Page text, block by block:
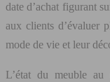
date d’achat figurant
aux clients d’évaluer
mode de vie et leur
L’état du meuble